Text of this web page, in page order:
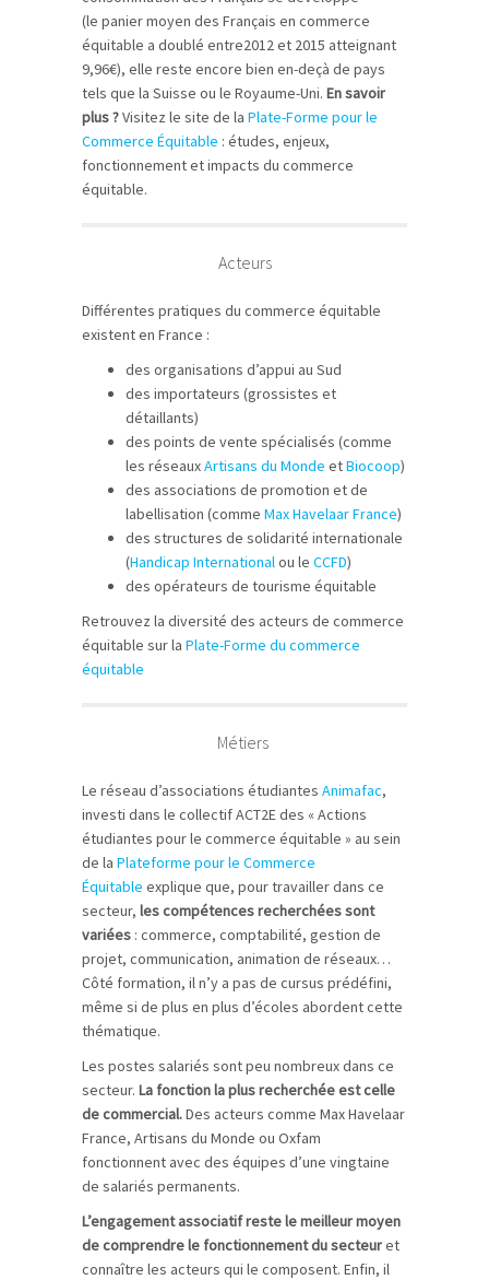
(le panier moyen des Français en commerce
équitable a doublé entre2012 et 2015 atteignant
9,96€), elle reste encore bien en-deçà de pays
tels que la Suisse ou le Royaume-Uni. En savoir
plus ?Visitez le site de la Plate-Forme pour le
Commerce Équitable : études, enjeux,
fonctionnement et impacts du commerce
équitable.
Acteurs
Différentes pratiques du commerce équitable
existent en France :
des organisations d’appui au Sud
des importateurs (grossistes et
détaillants)
des points de vente spécialisés (comme
les réseauxArtisans du Monde etBiocoop)
des associations de promotion et de
labellisation (comme Max Havelaar France)
des structures de solidarité internationale
(Handicap Internationalou le CCFD)
des opérateurs de tourisme équitable
Retrouvez la diversité des acteurs de commerce
équitable sur la Plate-Forme du commerce
équitable
Métiers
Le réseau d’associations étudiantes Animafac,
investi dans le collectif ACT2E des « Actions
étudiantes pour le commerce équitable » au sein
de la Plateforme pour le Commerce
Équitable explique que, pour travailler dans ce
secteur, les compétences recherchées sont
variées : commerce, comptabilité, gestion de
projet, communication, animation de réseaux…
Côté formation, il n’y a pas de cursus prédéfini,
même si de plus en plus d’écoles abordent cette
thématique.
Les postes salariés sont peu nombreux dans ce
secteur. La fonction la plus recherchée est celle
de commercial.Des acteurs comme Max Havelaar
France, Artisans du Monde ou Oxfam
fonctionnent avec des équipes d’une vingtaine
de salariés permanents.
L’engagement associatif reste le meilleur moyen
de comprendre le fonctionnement du secteuret
connaître les acteurs qui le composent. Enfin, il